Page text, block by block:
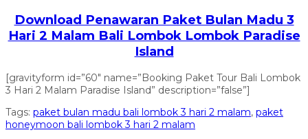
Download Penawaran Paket Bulan Madu 3
Hari 2 Malam Bali Lombok Lombok Paradise
Island
[gravityform id=”60″ name=”Booking Paket Tour Bali Lombok
3 Hari 2 Malam Paradise Island” description=”false”]
Tags: paket bulan madu bali lombok 3 hari 2 malam, paket
honeymoon bali lombok 3 hari 2 malam